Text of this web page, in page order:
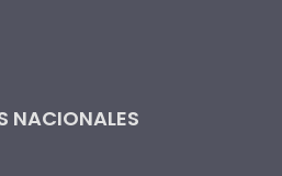
NACIONALES